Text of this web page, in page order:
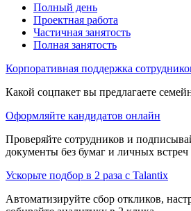
Полный день
Проектная работа
Частичная занятость
Полная занятость
Корпоративная поддержка
Какой соцпакет вы предлагаете
Оформляйте кандидатов онлайн
Проверяйте сотрудников и
документы без бумаг и личных встреч
Ускорьте подбор в 2 раза с Talantix
Автоматизируйте сбор откликов,